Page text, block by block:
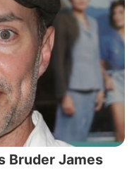
Bruder James